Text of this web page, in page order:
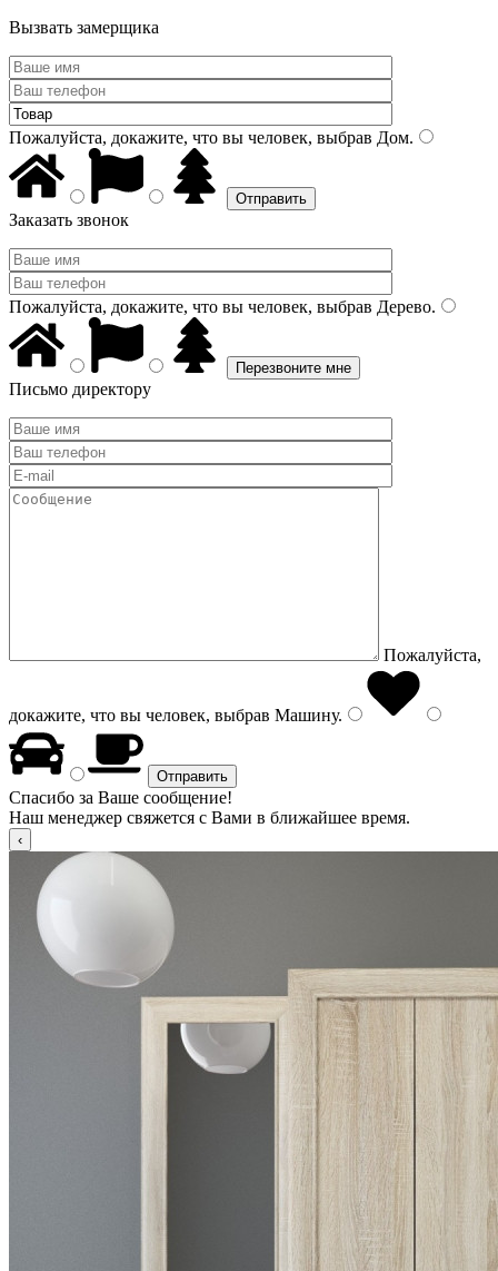
Вызвать замерщика
Пожалуйста, докажите, что вы человек, выбрав Дом.
Заказать звонок
Пожалуйста, докажите, что вы человек, выбрав Дерево.
Письмо директору
Пожалуйста,
докажите, что вы человек, выбрав Машину.
Спасибо за Ваше сообщение!
Наш менеджер свяжется с Вами в ближайшее время.